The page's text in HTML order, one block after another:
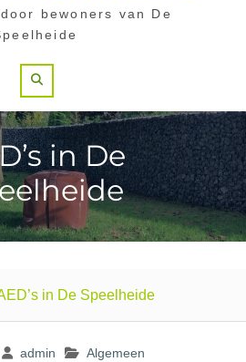
bewoners van De
in De
in De Speelheide
admin Algemeen